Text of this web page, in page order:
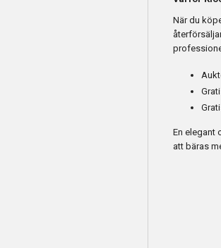
När du
En elegant
att bäras